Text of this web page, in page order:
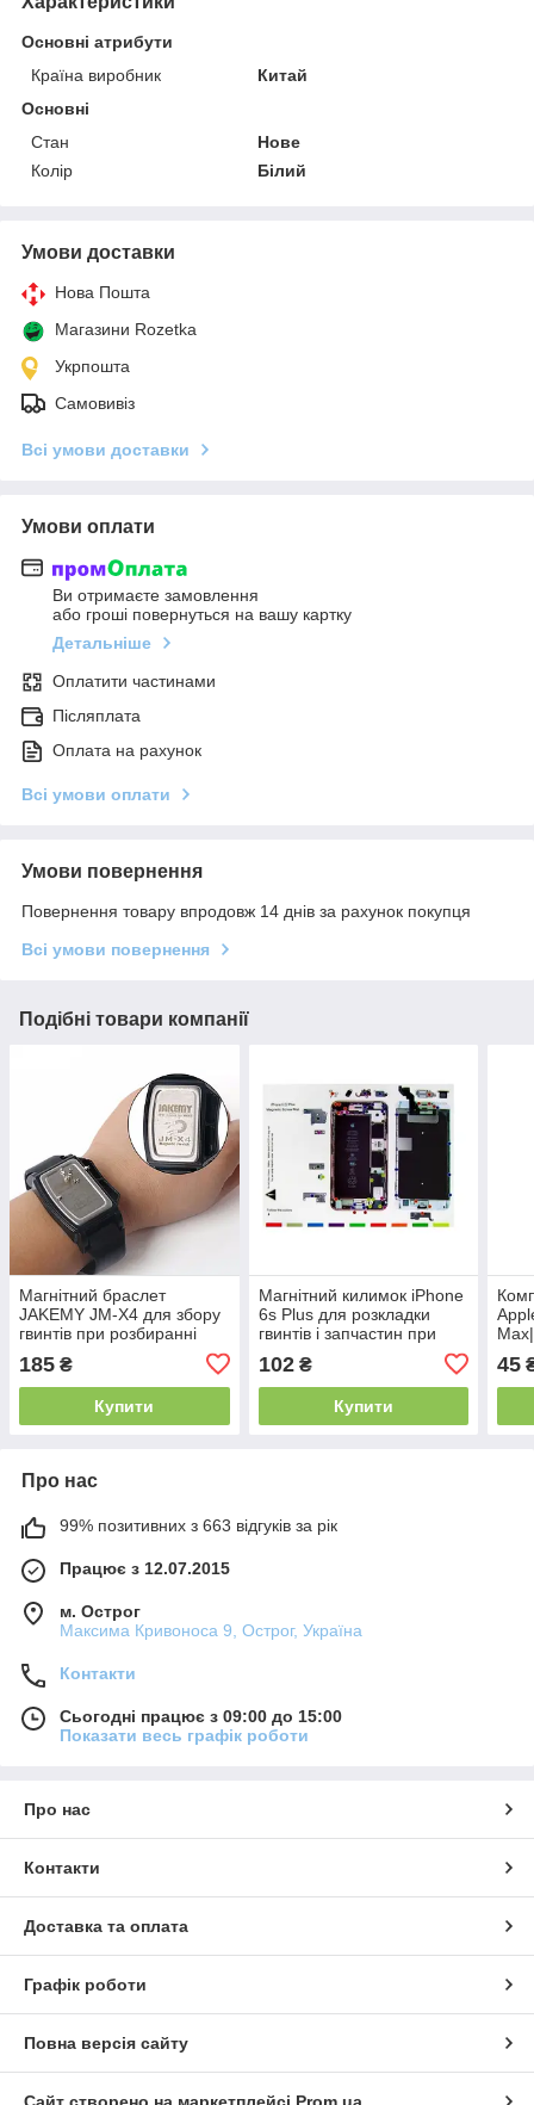
Основні атрибути
Країна виробник
Китай
Основні
Стан
Нове
Колір
Білий
Умови доставки
Нова Пошта
Магазини Rozetka
Укрпошта
Самовивіз
Всі умови доставки
Умови оплати
Ви отримаєте замовлення
або гроші повернуться на вашу картку
Детальніше
Оплатити частинами
Післяплата
Оплата на рахунок
Всі умови оплати
Умови повернення
Повернення товару впродовж 14 днів за рахунок покупця
Всі умови повернення
Подібні товари компанії
Магнітний браслет
JAKEMY JM-X4 для збору
гвинтів при розбиранні
185 ₴
Купити
Магнітний килимок iPhone
6s Plus для розкладки
гвинтів і запчастин при
102₴
Купити
45
Про нас
99% позитивних з 663 відгуків за рік
Працює з 12.07.2015
м. Острог
Максима Кривоноса 9, Острог, Україна
Контакти
Сьогодні працює з 09:00 до 15:00
Показати весь графік роботи
Про нас
Контакти
Доставка та оплата
Графік роботи
Повна версія сайту